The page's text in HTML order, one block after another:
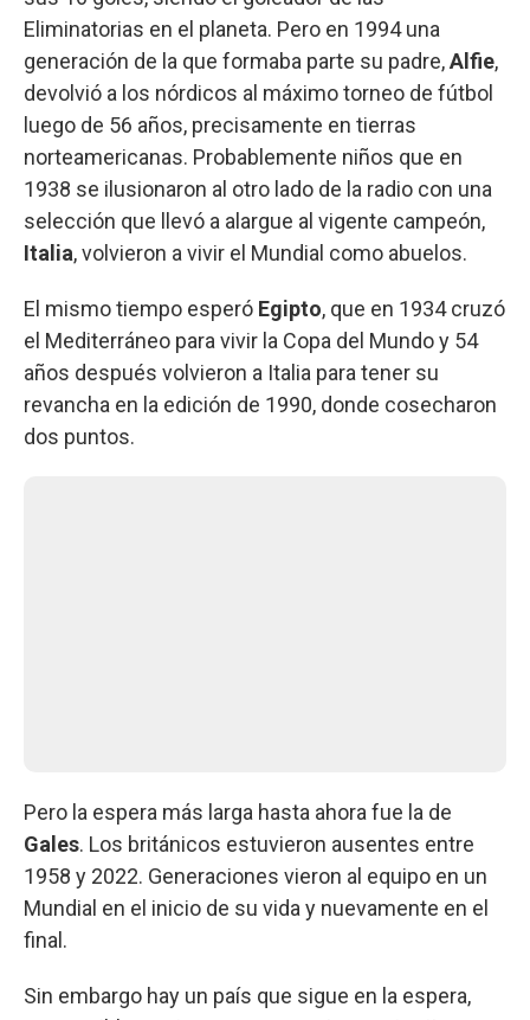
Eliminatorias en el planeta. Pero en 1994 una
generación de la que formaba parte su padre,Alfie,
devolvió a los nórdicos al máximo torneo de fútbol
luego de 56 años, precisamente en tierras
norteamericanas. Probablemente niños que en
1938 se ilusionaron al otro lado de la radio con una
selección que llevó a alargue al vigente campeón,
Italia, volvieron a vivir el Mundial como abuelos.
El mismo tiempo esperó Egipto, que en 1934 cruzó
el Mediterráneo para vivir la Copa del Mundo y 54
años después volvieron a Italia para tener su
revancha en la edición de 1990, donde cosecharon
dos puntos.
Pero la espera más larga hasta ahora fue la de
Gales. Los británicos estuvieron ausentes entre
1958 y 2022. Generaciones vieron al equipo en un
Mundial en el inicio de su vida y nuevamente en el
final.
Sin embargo hay un país que sigue en la espera,